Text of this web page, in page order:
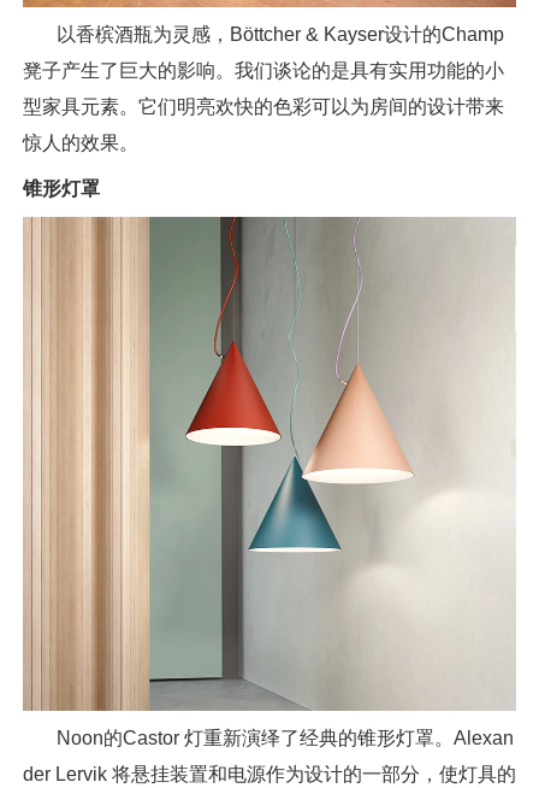
以香槟酒瓶为灵感，Böttcher & Kayser设计的Champ
凳子产生了巨大的影响。我们谈论的是具有实用功能的小
型家具元素。它们明亮欢快的色彩可以为房间的设计带来
惊人的效果。
锥形灯罩
Noon的Castor 灯重新演绎了经典的锥形灯罩。Alexan
der Lervik 将悬挂装置和电源作为设计的一部分，使灯具的